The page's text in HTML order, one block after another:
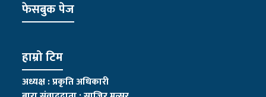
फेसबुक पेज
हाम्रो टिम
अध्यक्ष : प्रकृति अधिकारी